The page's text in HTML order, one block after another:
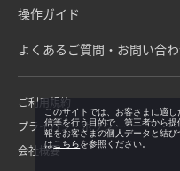
操作ガイド
よくあるご質問・お問い合
ご利用規約
プライバシーポリシー
会社概要
このサイトでは、お客さまに適
信等を行う目的で、第三者から
報をお客さまの個人データと結
はこちらを参照ください。